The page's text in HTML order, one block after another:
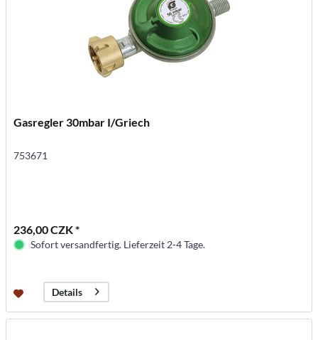
Gasregler 30mbar I/Griech
753671
236,00 CZK *
Sofort versandfertig. Lieferzeit 2-4 Tage.
Details